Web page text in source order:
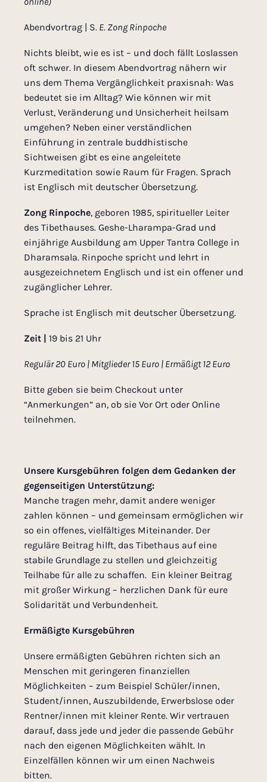
Abendvortrag | S. E. Zong Rinpoche
Nichts bleibt, wie es ist – und doch fällt Loslassen
oft schwer. In diesem Abendvortrag nähern wir
uns dem Thema Vergänglichkeit praxisnah: Was
bedeutet sie im Alltag? Wie können wir mit
Verlust, Veränderung und Unsicherheit heilsam
umgehen? Neben einer verständlichen
Einführung in zentrale buddhistische
Sichtweisen gibt es eine angeleitete
Kurzmeditation sowie Raum für Fragen. Sprach
ist Englisch mit deutscher Übersetzung.
Zong Rinpoche, geboren 1985, spiritueller Leiter
des Tibethauses. Geshe-Lharampa-Grad und
einjährige Ausbildung am Upper Tantra College in
Dharamsala. Rinpoche spricht und lehrt in
ausgezeichnetem Englisch und ist ein offener und
zugänglicher Lehrer.
Sprache ist Englisch mit deutscher Übersetzung.
Zeit | 19 bis 21 Uhr
Regulär 20 Euro | Mitglieder 15 Euro | Ermäßigt 12 Euro
Bitte geben sie beim Checkout unter
“Anmerkungen” an, ob sie Vor Ort oder Online
teilnehmen.
Unsere Kursgebühren folgen dem Gedanken der
gegenseitigen Unterstützung:
Manche tragen mehr, damit andere weniger
zahlen können – und gemeinsam ermöglichen wir
so ein offenes, vielfältiges Miteinander. Der
reguläre Beitrag hilft, das Tibethaus auf eine
stabile Grundlage zu stellen und gleichzeitig
Teilhabe für alle zu schaffen. Ein kleiner Beitrag
mit großer Wirkung – herzlichen Dank für eure
Solidarität und Verbundenheit.
Ermäßigte Kursgebühren
Unsere ermäßigten Gebühren richten sich an
Menschen mit geringeren finanziellen
Möglichkeiten – zum Beispiel Schüler/innen,
Student/innen, Auszubildende, Erwerbslose oder
Rentner/innen mit kleiner Rente. Wir vertrauen
darauf, dass jede und jeder die passende Gebühr
nach den eigenen Möglichkeiten wählt. In
Einzelfällen können wir um einen Nachweis
bitten.